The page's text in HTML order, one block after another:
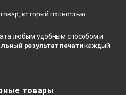
который полностью
любым удобным способом и
результат печати каждый
товары